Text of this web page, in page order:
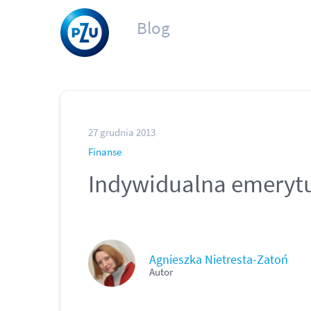
Blog
27 grudnia 2013
Finanse
Indywidualna
Agnieszka Nietresta-Zatoń
Autor